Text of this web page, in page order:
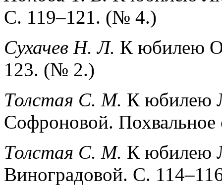
С. 119–121. (№ 4.)
Сухачев Н. Л. К юбилею
123. (№ 2.)
Толстая С. М. К юбилею
Софроновой.
Толстая С. М. К юбилею
Виноградовой. С.